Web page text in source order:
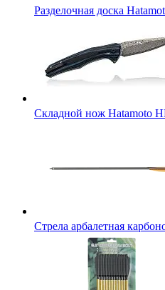
Разделочная доска
Складной нож Hatamoto
Стрела арбалетная